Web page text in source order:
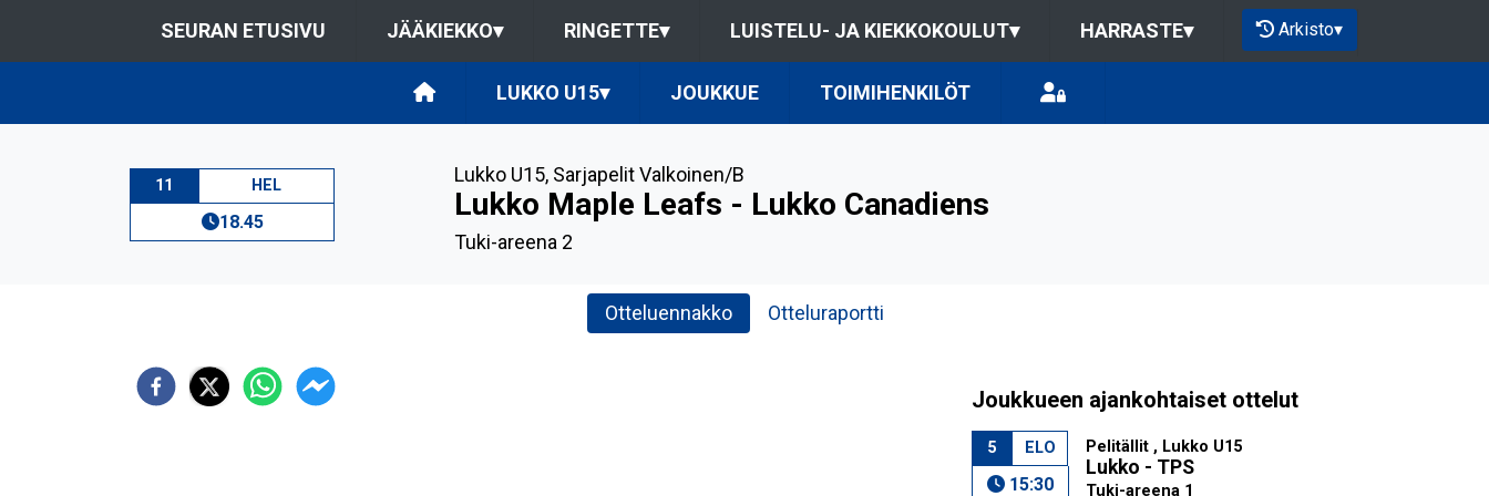
SEURAN ETUSIVU JÄÄKIEKKO▾ RINGETTE▾ LUISTELU- JA KIEKKOKOULUT▾ HARRASTE▾ Arkisto▾
LUKKO U15▾ JOUKKUE TOIMIHENKILÖT
11 HEL
18.45
Lukko U15, Sarjapelit Valkoinen/B
Lukko Maple Leafs - Lukko Canadiens
Tuki-areena 2
Otteluennakko Otteluraportti
Joukkueen ajankohtaiset ottelut
5 ELO
15:30
Pelitällit , Lukko U15
Lukko - TPS
Tuki-areena 1